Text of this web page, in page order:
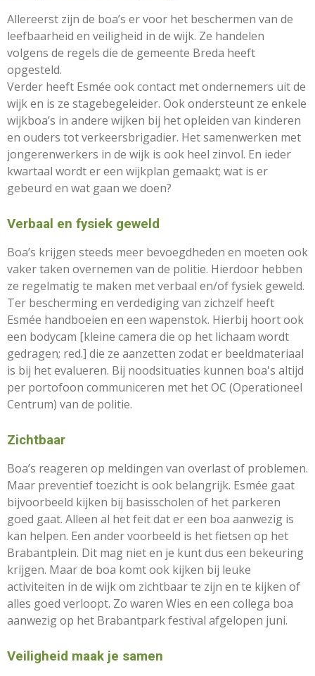
Allereerst zijn de boa’s er voor het beschermen van de
leefbaarheid en veiligheid in de wijk. Ze handelen
volgens de regels die de gemeente Breda heeft
opgesteld.
Verder heeft Esmée ook contact met ondernemers uit de
wijk en is ze stagebegeleider. Ook ondersteunt ze enkele
wijkboa’s in andere wijken bij het opleiden van kinderen
en ouders tot verkeersbrigadier. Het samenwerken met
jongerenwerkers in de wijk is ook heel zinvol. En ieder
kwartaal wordt er een wijkplan gemaakt; wat is er
gebeurd en wat gaan we doen?
Verbaal en fysiek geweld
Boa’s krijgen steeds meer bevoegdheden en moeten ook
vaker taken overnemen van de politie. Hierdoor hebben
ze regelmatig te maken met verbaal en/of fysiek geweld.
Ter bescherming en verdediging van zichzelf heeft
Esmée handboeien en een wapenstok. Hierbij hoort ook
een bodycam [kleine camera die op het lichaam wordt
gedragen; red.] die ze aanzetten zodat er beeldmateriaal
is bij het evalueren. Bij noodsituaties kunnen boa's altijd
per portofoon communiceren met het OC (Operationeel
Centrum) van de politie.
Zichtbaar
Boa’s reageren op meldingen van overlast of problemen.
Maar preventief toezicht is ook belangrijk. Esmée gaat
bijvoorbeeld kijken bij basisscholen of het parkeren
goed gaat. Alleen al het feit dat er een boa aanwezig is
kan helpen. Een ander voorbeeld is het fietsen op het
Brabantplein. Dit mag niet en je kunt dus een bekeuring
krijgen. Maar de boa komt ook kijken bij leuke
activiteiten in de wijk om zichtbaar te zijn en te kijken of
alles goed verloopt. Zo waren Wies en een collega boa
aanwezig op het Brabantpark festival afgelopen juni.
Veiligheid maak je samen